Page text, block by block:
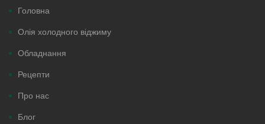
Головна
Олія холодного віджиму
Обладнання
Рецепти
Про нас
Блог